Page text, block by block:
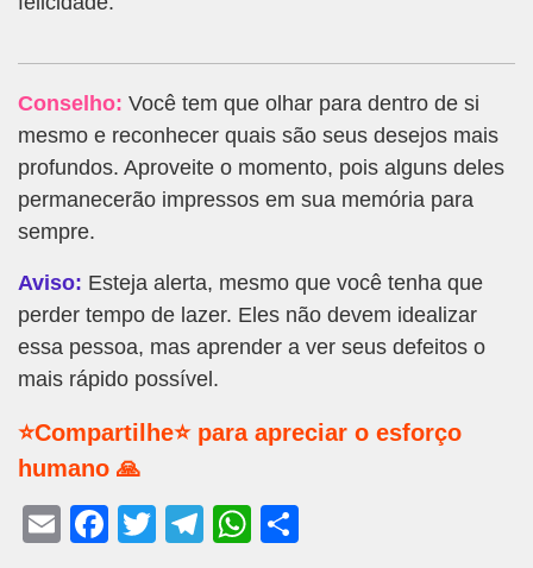
Conselho: Você tem que olhar para dentro de si
mesmo e reconhecer quais são seus desejos mais
profundos. Aproveite o momento, pois alguns deles
permanecerão impressos em sua memória para
sempre.
Aviso: Esteja alerta, mesmo que você tenha que
perder tempo de lazer. Eles não devem idealizar
essa pessoa, mas aprender a ver seus defeitos o
mais rápido possível.
⭐Compartilhe⭐ para apreciar o esforço
humano 🙏
E
F
T
T
W